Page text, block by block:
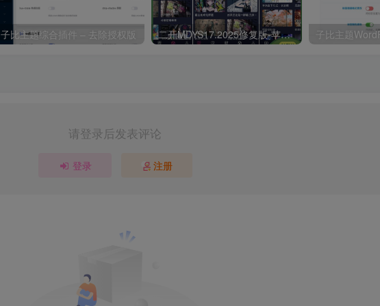
子比主题综合插件 – 去除授权版 二开MDYS17.2025修复版-苹果CMS10影视系统模板
请登录后发表评论
登录 注册